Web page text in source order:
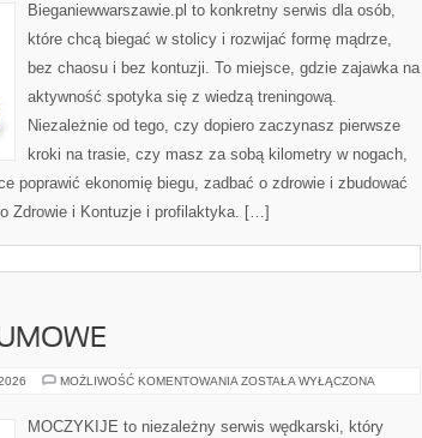
Bieganiewwarszawie.pl to konkretny serwis dla osób,
które chcą biegać w stolicy i rozwijać formę mądrze,
bez chaosu i bez kontuzji. To miejsce, gdzie zajawka na
aktywność spotyka się z wiedzą treningową.
Niezależnie od tego, czy dopiero zaczynasz pierwsze
kroki na trasie, czy masz za sobą kilometry w nogach,
poprawić ekonomię biegu, zadbać o zdrowie i zbudować
Zdrowie i Kontuzje i profilaktyka. […]
MOŻLIWOŚĆ KOMENTOWANIA WĘDKARSTWO
ZOSTAŁA WYŁĄCZONA
MOCZYKIJE to niezależny serwis wędkarski, który